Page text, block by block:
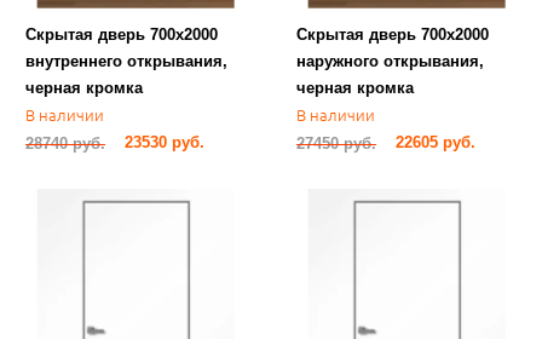
Скрытая дверь 700х2000
внутреннего открывания,
черная кромка
В наличии
28740 руб. 23530 руб.
​Скрытая дверь 700х2000
наружного открывания,
черная кромка
В наличии
27450 руб. 22605 руб.